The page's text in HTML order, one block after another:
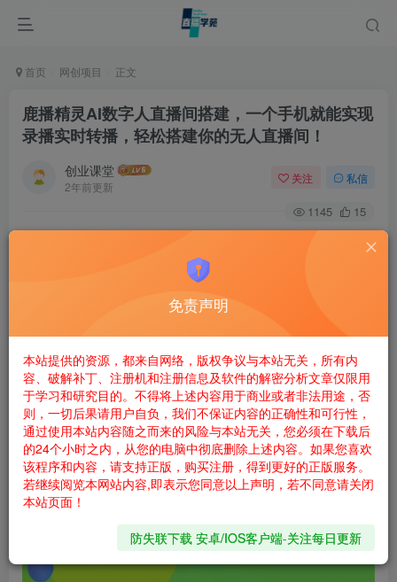
首页 网创项目 正文
鹿播精灵AI数字人直播间搭建，一个手机就能实现
录播实时转播，轻松搭建你的无人直播间！
创业课堂
2年前更新
关注 私信
1145 15
鹿播精灵推出了全新AI数字人功能，让你不仅可以进行直播
带货、播剧，还能享受到无人直播间的便利！今天，就让我
们一起来了解一下这款神奇的工具，助力你的直播事业腾
开通授权联系客服微信：4623805
数字人转播带货，提升效率
想象一下，当你忙得不可开交，却又想要通过直播带货时，
怎么才能不影响业绩呢？这时候，鹿播精灵的AI数字人就派
上用场了！你可以轻松创建一个数字人，设定好讲解内容和
免责声明
本站提供的资源，都来自网络，版权争议与本站无关，所有内
容、破解补丁、注册机和注册信息及软件的解密分析文章仅限用
于学习和研究目的。不得将上述内容用于商业或者非法用途，否
则，一切后果请用户自负，我们不保证内容的正确性和可行性，
通过使用本站内容随之而来的风险与本站无关，您必须在下载后
的24个小时之内，从您的电脑中彻底删除上述内容。如果您喜欢
该程序和内容，请支持正版，购买注册，得到更好的正版服务。
若继续阅览本网站内容,即表示您同意以上声明，若不同意请关闭
本站页面！
防失联下载 安卓/IOS客户端-关注每日更新